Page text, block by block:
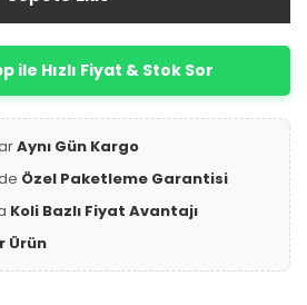
ile Hızlı Fiyat & Stok Sor
Aynı Gün Kargo
Özel Paketleme Garantisi
Koli Bazlı Fiyat Avantajı
Ürün